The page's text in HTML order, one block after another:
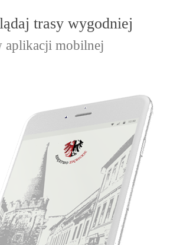
trasy wygodniej
aplikacji mobilnej